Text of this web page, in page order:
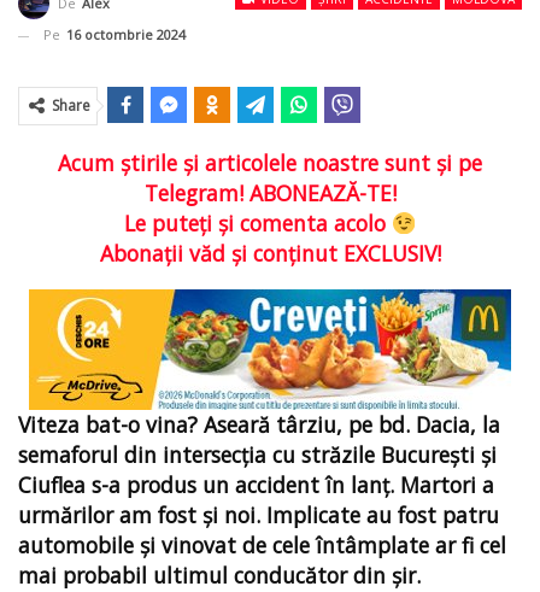
Pe 16 octombrie 2024
Share
Acum ştirile şi articolele noastre sunt şi pe
Telegram! ABONEAZĂ-TE!
Le puteţi şi comenta acolo
Abonaţii văd şi conţinut EXCLUSIV!
Viteza bat-o vina? Aseară târziu, pe bd. Dacia, la
semaforul din intersecția cu străzile București și
Ciuflea s-a produs un accident în lanț. Martori a
urmărilor am fost și noi. Implicate au fost patru
automobile și vinovat de cele întâmplate ar fi cel
mai probabil ultimul conducător din șir.